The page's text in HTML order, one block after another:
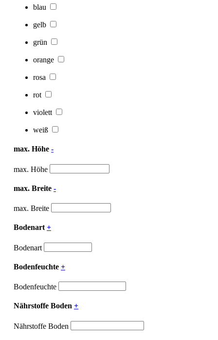
blau
gelb
grün
orange
rosa
rot
violett
weiß
max. Höhe -
max. Höhe
max. Breite -
max. Breite
Bodenart +
Bodenart
Bodenfeuchte +
Bodenfeuchte
Nährstoffe Boden +
Nährstoffe Boden